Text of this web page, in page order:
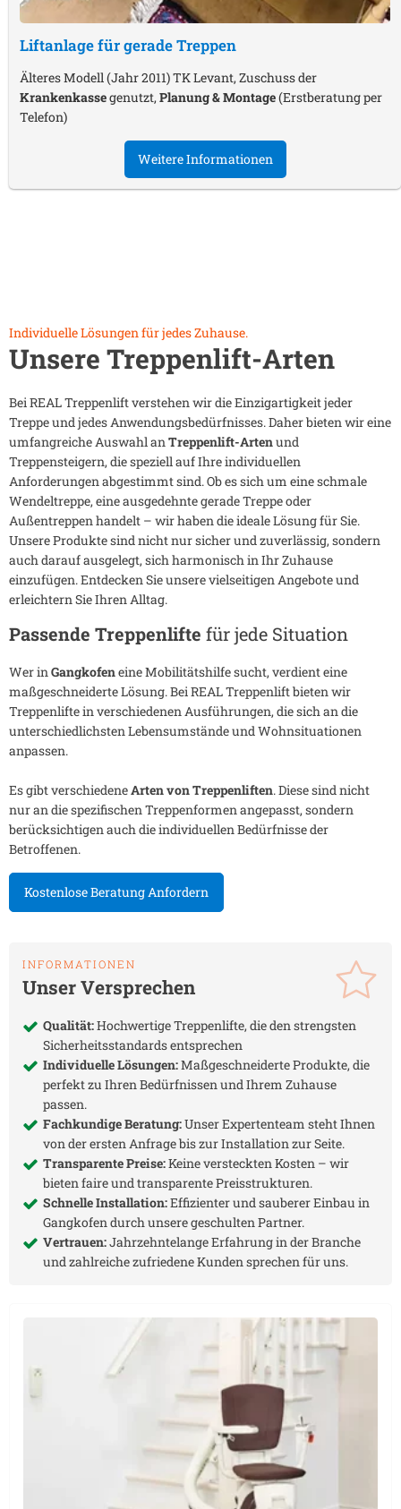
Liftanlage für gerade Treppen
Älteres Modell (Jahr 2011) TK Levant, Zuschuss der
Krankenkassegenutzt,Planung & Montage(Erstberatung per
Telefon)
Weitere Informationen
Individuelle Lösungen für jedes Zuhause.
Unsere Treppenlift-Arten
Bei REAL Treppenlift verstehen wir die Einzigartigkeit jeder
Treppe und jedes Anwendungsbedürfnisses. Daher bieten wir eine
umfangreiche Auswahl anTreppenlift-Artenund
Treppensteigern, die speziell auf Ihre individuellen
Anforderungen abgestimmt sind. Ob es sich um eine schmale
Wendeltreppe, eine ausgedehnte gerade Treppe oder
Außentreppen handelt – wir haben die ideale Lösung für Sie.
Unsere Produkte sind nicht nur sicher und zuverlässig, sondern
auch darauf ausgelegt, sich harmonisch in Ihr Zuhause
einzufügen. Entdecken Sie unsere vielseitigen Angebote und
erleichtern Sie Ihren Alltag.
Passende Treppenlifte für jede Situation
Wer inGangkofeneine Mobilitätshilfe sucht, verdient eine
maßgeschneiderte Lösung. Bei REAL Treppenlift bieten wir
Treppenlifte in verschiedenen Ausführungen, die sich an die
unterschiedlichsten Lebensumstände und Wohnsituationen
anpassen.
Es gibt verschiedeneArten von Treppenliften. Diese sind nicht
nur an die spezifischen Treppenformen angepasst, sondern
berücksichtigen auch die individuellen Bedürfnisse der
Betroffenen.
Kostenlose Beratung Anfordern
INFORMATIONEN
Unser Versprechen
Qualität:Hochwertige Treppenlifte, die den strengsten
Sicherheitsstandards entsprechen
Individuelle Lösungen:Maßgeschneiderte Produkte, die
perfekt zu Ihren Bedürfnissen und Ihrem Zuhause
passen.
Fachkundige Beratung:Unser Expertenteam steht Ihnen
von der ersten Anfrage bis zur Installation zur Seite.
Transparente Preise:Keine versteckten Kosten – wir
bieten faire und transparente Preisstrukturen.
Schnelle Installation:Effizienter und sauberer Einbau in
Gangkofendurch unsere geschulten Partner.
Vertrauen:Jahrzehntelange Erfahrung in der Branche
und zahlreiche zufriedene Kunden sprechen für uns.